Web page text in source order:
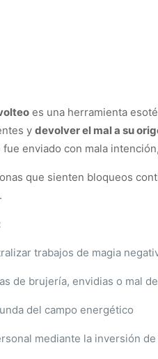
es una herramienta
y devolver el mal a su
enviado con mala
que sienten bloqueos
trabajos de magia
de brujería, envidias o mal
del campo energético
mediante la inversión